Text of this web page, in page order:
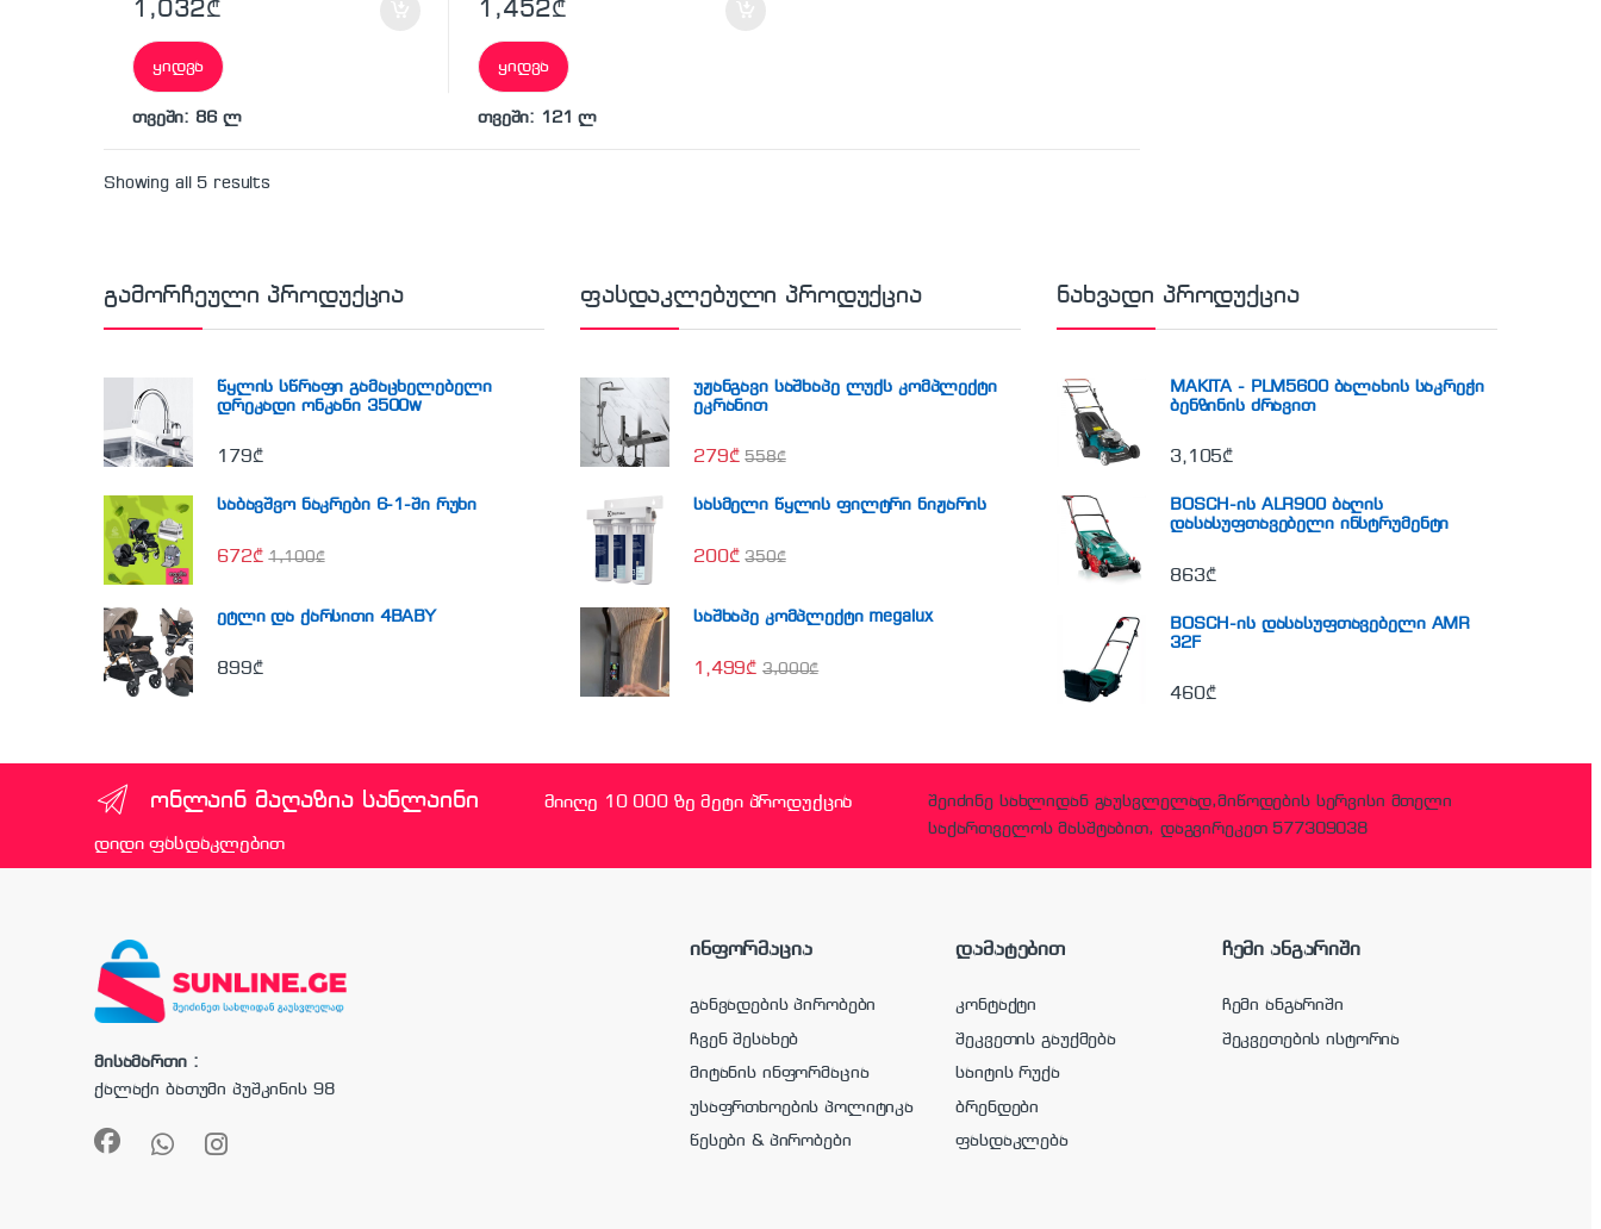
1,032₾
ყიდვა
თვეში: 86 ლ
1,452₾
ყიდვა
თვეში: 121 ლ
Showing all 5 results
გამორჩეული პროდუქცია
წყლის სწრაფი გამაცხელებელი
დრეკადი ონკანი 3500w
179₾
საბავშვო ნაკრები 6-1-ში რუხი
672₾ 1,100₾
ეტლი და ქარსითი 4BABY
899₾
ფასდაკლებული პროდუქცია
უჟანგავი საშხაპე ლუქს კომპლექტი
ეკრანით
279₾ 558₾
სასმელი წყლის ფილტრი ნიჟარის
200₾ 350₾
საშხაპე კომპლექტი megalux
1,499₾ 3,000₾
ნახვადი პროდუქცია
MAKITA - PLM5600 ბალახის საკრეჭი
ბენზინის ძრავით
3,105₾
BOSCH-ის ALR900 ბაღის
დასასუფთავებელი ინსტრუმენტი
863₾
BOSCH-ის დასასუფთავებელი AMR
32F
460₾
ონლაინ მაღაზია სანლაინი მიიღე 10 000 ზე მეტი პროდუქცია
დიდი ფასდაკლებით
შეიძინე სახლიდან გაუსვლელად,მიწოდების სერვისი მთელი
საქართველოს მასშტაბით, დაგვირეკეთ 577309038
მისამართი :
ქალაქი ბათუმი პუშკინის 98
ინფორმაცია
განვადების პირობები
ჩვენ შესახებ
მიტანის ინფორმაცია
უსაფრთხოების პოლიტიკა
წესები & პირობები
დამატებით
კონტაქტი
შეკვეთის გაუქმება
საიტის რუქა
ბრენდები
ფასდაკლება
ჩემი ანგარიში
ჩემი ანგარიში
შეკვეთების ისტორია